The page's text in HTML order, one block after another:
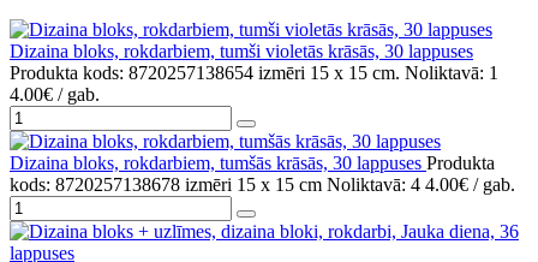
Dizaina bloks, rokdarbiem, tumši violetās krāsās, 30 lappuses
Produkta kods: 8720257138654 izmēri 15 x 15 cm. Noliktavā: 1
4.00€ / gab.
Dizaina bloks, rokdarbiem, tumšās krāsās, 30 lappuses Produkta
kods: 8720257138678 izmēri 15 x 15 cm Noliktavā: 4 4.00€ / gab.